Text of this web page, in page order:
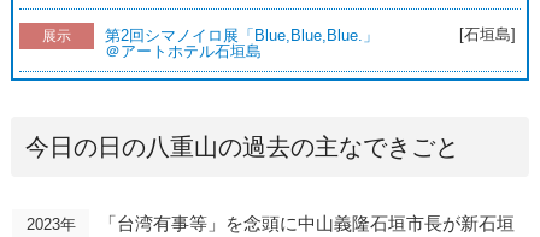
展示
第2回シマノイロ展「Blue,Blue,Blue.」
＠アートホテル石垣島
[石垣島]
今日の日の八重山の過去の主なできごと
2023年
「台湾有事等」を念頭に中山義隆石垣市長が新石垣